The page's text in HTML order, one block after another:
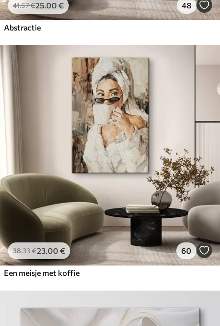
41.67€25.00 € 48
Abstractie
38.33€23.00 € 60
Een meisje met koffie